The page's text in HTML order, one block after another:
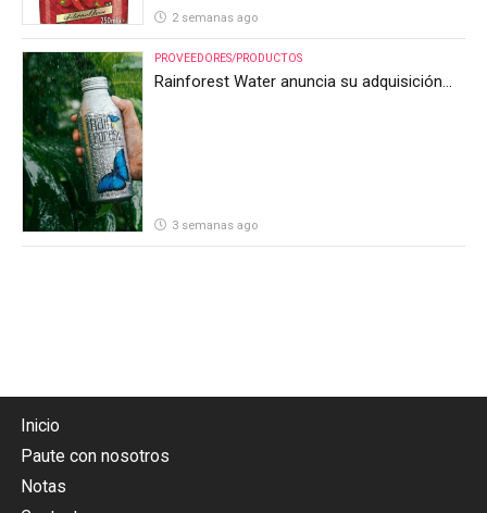
2 semanas ago
PROVEEDORES/PRODUCTOS
Rainforest Water anuncia su adquisición
3 semanas ago
Inicio
Paute con nosotros
Notas